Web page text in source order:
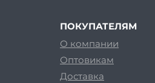
ПОКУПАТЕЛЯМ
О компании
Оптовикам
Доставка